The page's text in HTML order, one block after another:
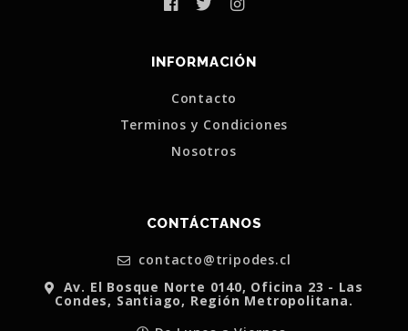
INFORMACIÓN
Contacto
Terminos y Condiciones
Nosotros
CONTÁCTANOS
contacto@tripodes.cl
Av. El Bosque Norte 0140, Oficina 23 - Las
Condes, Santiago, Región Metropolitana.